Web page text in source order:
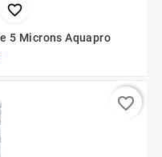

5 Microns Aquapro
favorite_border